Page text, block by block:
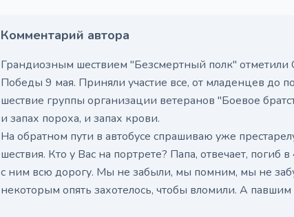
Комментарий автора
Грандиозным шествием "Безсмертный полк"
Победы 9 мая. Приняли участие все, от младенцев до
шествие группы организации ветеранов "Боевое
и запах пороха, и запах крови.
На обратном пути в автобусе спрашиваю уже
шествия. Кто у Вас на портрете? Папа, отвечает, погиб
с ним всю дорогу. Мы не забыли, мы помним, мы не
некоторым опять захотелось, чтобы вломили. А